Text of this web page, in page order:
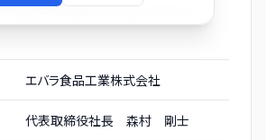
価証券報告書および gBizINFO よ
エバラ食品工業株式会社
代表取締役社長 森村 剛士